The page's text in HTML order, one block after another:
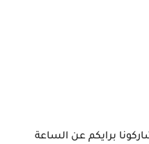
برايكم عن الساعة